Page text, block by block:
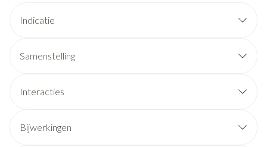
Indicatie
Samenstelling
Interacties
Bijwerkingen